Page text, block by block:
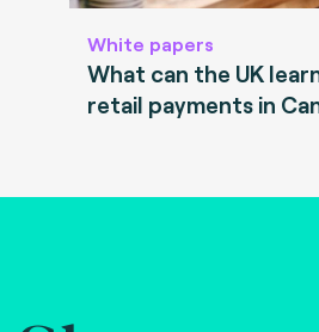
White papers
What can the UK
retail payments in